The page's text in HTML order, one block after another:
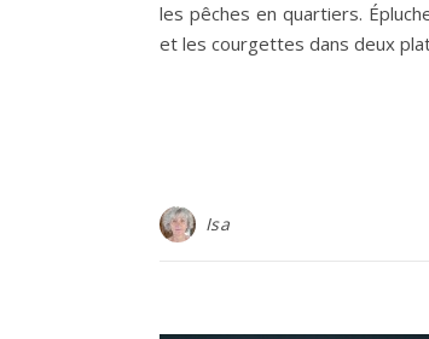
les pêches en quartiers.
et les courgettes dans deux
Isa